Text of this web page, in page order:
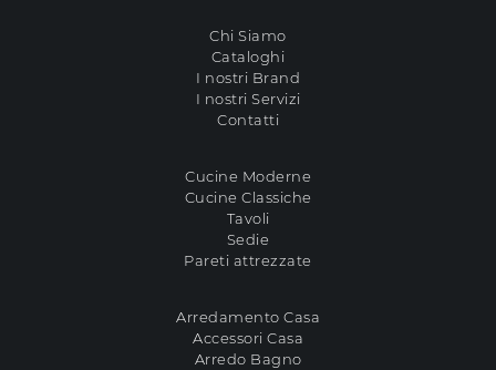
Chi Siamo
Cataloghi
I nostri Brand
I nostri Servizi
Contatti
Cucine Moderne
Cucine Classiche
Tavoli
Sedie
Pareti attrezzate
Arredamento Casa
Accessori Casa
Arredo Bagno